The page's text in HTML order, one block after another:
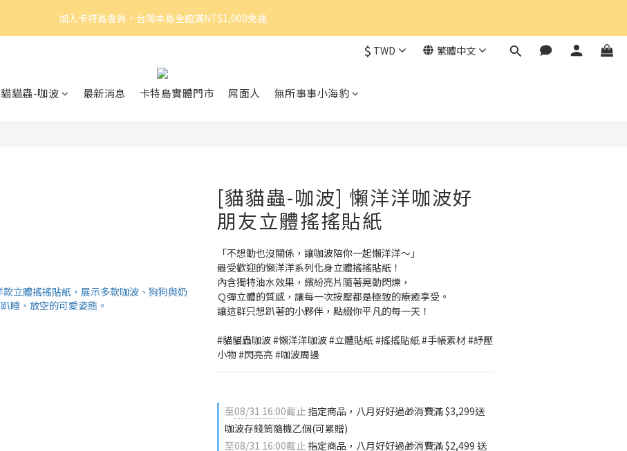
加入卡特島會員，台灣本島全館滿NT$1,000免運
加入卡特島會員，台灣本島全館滿NT$1,000免運
2
1
4
3
2
1
5
4
0
3
2
8
7
5
4
0
2
1
加入卡特島會員，台灣本島全館滿NT$1,000免運
$ TWD 繁體中文
貓貓蟲-咖波 最新消息 卡特島實體門市 屌面人 無所事事小海豹
[貓貓蟲-咖波] 懶洋洋咖波好
朋友立體搖搖貼紙
「不想動也沒關係，讓咖波陪你一起懶洋洋～」
最受歡迎的懶洋洋系列化身立體搖搖貼紙！
內含獨特油水效果，繽紛亮片隨著晃動閃爍，
Ｑ彈立體的質感，讓每一次按壓都是極致的療癒享受。
讓這群只想趴著的小夥伴，點綴你平凡的每一天！
#貓貓蟲咖波 #懶洋洋咖波 #立體貼紙 #搖搖貼紙 #手帳素材 #紓壓
小物 #閃亮亮 #咖波周邊
至08/31 16:00截止 指定商品，八月好好過🎁消費滿 $3,299送
咖波存錢筒隨機乙個(可累贈)
至08/31 16:00截止 指定商品，八月好好過🎁消費滿 $2,499 送